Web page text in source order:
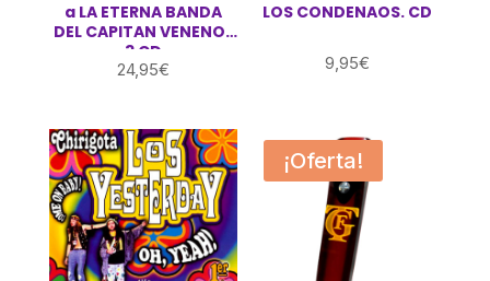
a LA ETERNA BANDA
DEL CAPITAN VENENO .
3 CD
24,95€
LOS CONDENAOS. CD
9,95€
¡Oferta!